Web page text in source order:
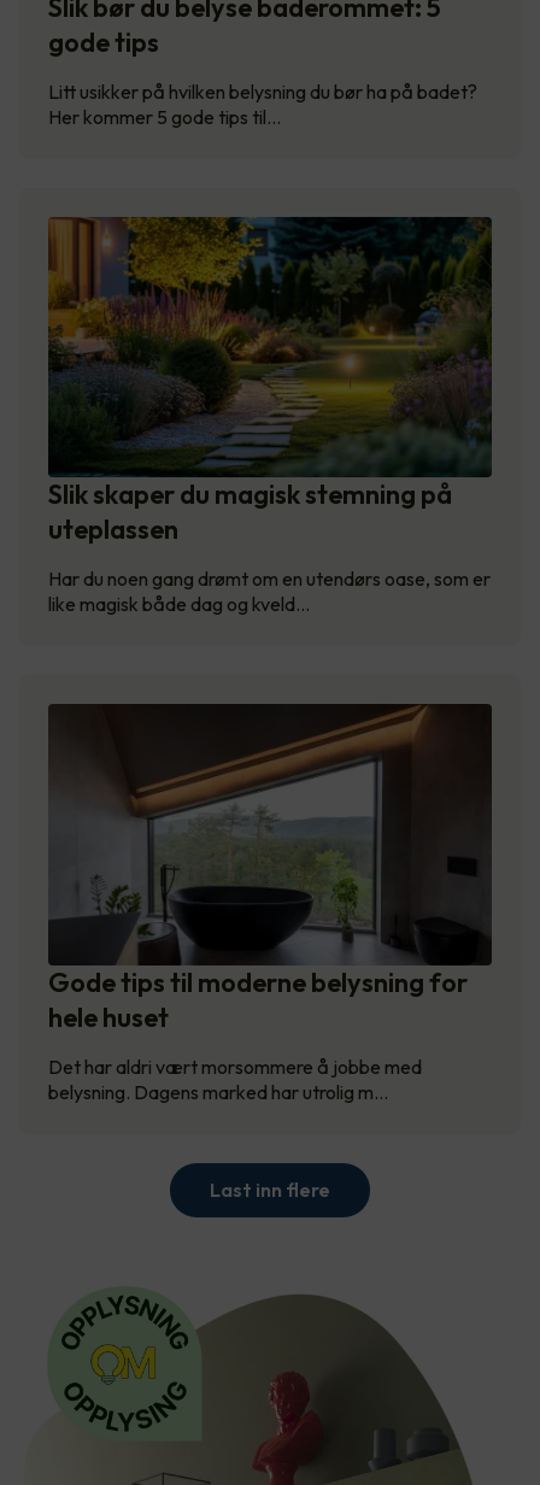
Slik bør du belyse baderommet: 5
gode tips
Litt usikker på hvilken belysning du bør ha på badet?
Her kommer 5 gode tips til…
Slik skaper du magisk stemning på
uteplassen
Har du noen gang drømt om en utendørs oase, som er
like magisk både dag og kveld…
Gode tips til moderne belysning for
hele huset
Det har aldri vært morsommere å jobbe med
belysning. Dagens marked har utrolig m…
Last inn flere